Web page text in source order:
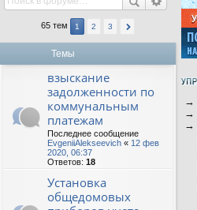
65 тем 1 2 3
Темы
взыскание
задолженности по
коммунальным
платежам
Последнее сообщение
EvgeniiAlekseevich « 12 фев
2020, 06:37
Ответов: 18
Установка
общедомовых
→
→
→